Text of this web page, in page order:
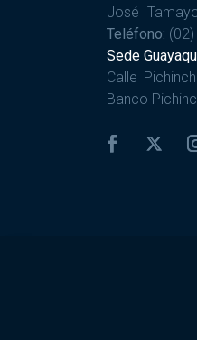
José
Teléfono:
Sede
Calle
Banco